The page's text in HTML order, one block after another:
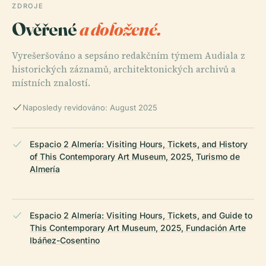
ZDROJE
Ověřenéa doložené.
Vyrešeršováno a sepsáno redakčním týmem Audiala z
historických záznamů, architektonických archivů a
místních znalostí.
Naposledy revidováno: August 2025
Espacio 2 Almería: Visiting Hours, Tickets, and History
of This Contemporary Art Museum, 2025, Turismo de
Almería
Espacio 2 Almería: Visiting Hours, Tickets, and Guide to
This Contemporary Art Museum, 2025, Fundación Arte
Ibáñez-Cosentino